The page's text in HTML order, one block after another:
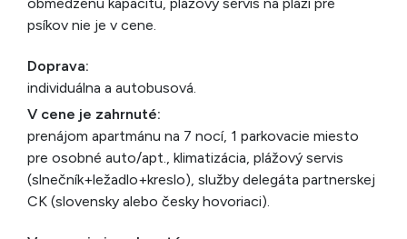
psíkov nie je v cene.
Doprava:
individuálna a autobusová.
V cene je zahrnuté:
prenájom apartmánu na 7 nocí, 1 parkovacie miesto
pre osobné auto/apt., klimatizácia, plážový servis
(slnečník+ležadlo+kreslo), služby delegáta partnerskej
CK (slovensky alebo česky hovoriaci).